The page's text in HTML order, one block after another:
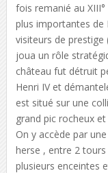
fois remanié au
plus importantes de
visiteurs de prestige
joua un rôle
château fut détruit
Henri IV et
est situé sur une
grand pic rocheux
On y accède par
herse , entre 2
plusieurs enceintes